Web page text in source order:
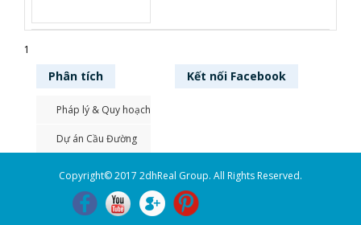
1
Phân tích
Pháp lý & Quy hoạch
Dự án Cầu Đường
Kết nối Facebook
Copyright© 2017 2dhReal Group. All Rights Reserved.